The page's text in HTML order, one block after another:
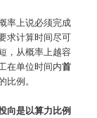
率上说必须完成
求计算时间尽可
，从概率上越容
在单位时间内首
例。
向是以算力比例